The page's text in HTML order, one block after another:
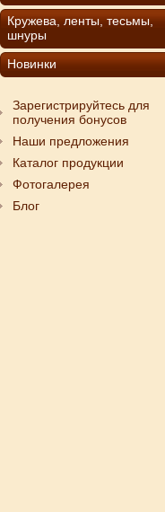
Кружева, ленты, тесьмы,
шнуры
Новинки
Зарегистрируйтесь для
получения бонусов
Наши предложения
Каталог продукции
Фотогалерея
Блог